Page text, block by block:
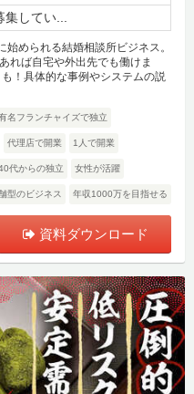
してい...
められる結婚相談所ビジネス。
れば自宅や外出先でも働けま
！具体的な事例やシステムの説
名フランチャイズで独立
代理店で開業 1人で開業
代からの独立 女性が活躍
型のビジネス 年収1000万を目指せる
資料ダウンロード